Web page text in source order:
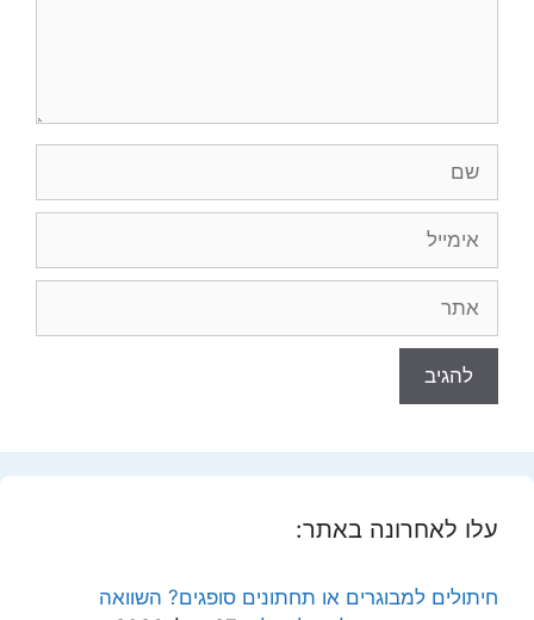
עלו לאחרונה באתר:
חיתולים למבוגרים או תחתונים סופגים? השוואה